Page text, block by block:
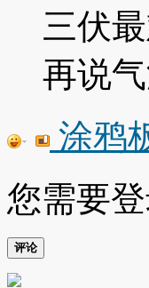
三伏
再说
涂鸦
您需要
评论